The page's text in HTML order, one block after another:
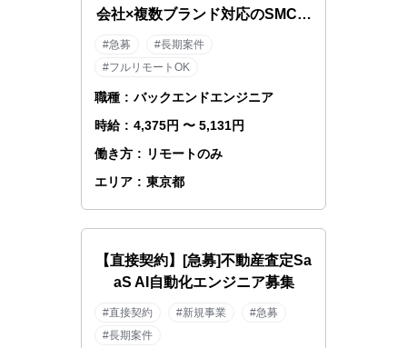
会社×複数ブランド対応のSMCエ
ンジニア
#急募
#長期案件
#フルリモートOK
職種 : バックエンドエンジニア
時給 : 4,375円 〜 5,131円
働き方 : リモートのみ
エリア : 東京都
【直接契約】[急募]不動産査定Sa
aS AI自動化エンジニア募集
#直接契約 #新規事業
#急募
#長期案件